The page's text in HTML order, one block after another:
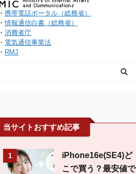
・ 携帯電話ポータル（総務省）
・情報通信白書（総務省）
・ 消費者庁
・ 電気通信事業法
・ RMJ
当サイトおすすめ記事
1
iPhone16e(SE4)ど
こで買う？最安値で